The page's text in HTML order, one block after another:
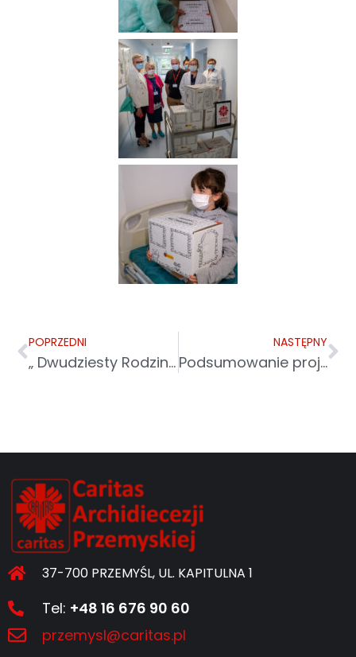
POPRZEDNI
„ Dwudziesty Rodzinny Rejs” – XX Wiosenny Festyn Rodzinny
NASTĘPNY
Podsumowanie projektu „Terapeutyczne obiadowanie”
37-700 PRZEMYŚL, UL. KAPITULNA 1
Tel: +48 16 676 90 60
przemysl@caritas.pl